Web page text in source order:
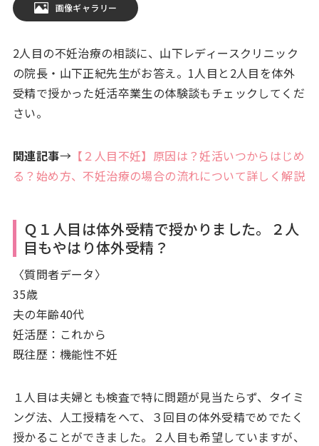
画像ギャラリー
2人目の不妊治療の相談に、山下レディースクリニック
の院長・山下正紀先生がお答え。1人目と2人目を体外
受精で授かった妊活卒業生の体験談もチェックしてくだ
さい。
関連記事→【２人目不妊】原因は？妊活いつからはじめ
る？始め方、不妊治療の場合の流れについて詳しく解説
Ｑ１人目は体外受精で授かりました。２人
目もやはり体外受精？
〈質問者データ〉
35歳
夫の年齢40代
妊活歴：これから
既往歴：機能性不妊
１人目は夫婦とも検査で特に問題が見当たらず、タイミ
ング法、人工授精をへて、３回目の体外受精でめでたく
授かることができました。２人目も希望していますが、